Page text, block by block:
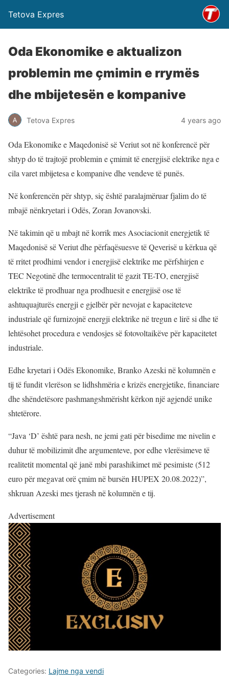
Tetova Expres
Oda Ekonomike e aktualizon
problemin me çmimin e rrymës
dhe mbijetesën e kompanive
Tetova Expres 4 years ago
Oda Ekonomike e Maqedonisë së Veriut sot në konferencë për
shtyp do të trajtojë problemin e çmimit të energjisë elektrike nga e
cila varet mbijetesa e kompanive dhe vendeve të punës.
Në konferencën për shtyp, siç është paralajmëruar fjalim do të
mbajë nënkryetari i Odës, Zoran Jovanovski.
Në takimin që u mbajt në korrik mes Asociacionit energjetik të
Maqedonisë së Veriut dhe përfaqësuesve të Qeverisë u kërkua që
të rritet prodhimi vendor i energjisë elektrike me përfshirjen e
TEC Negotinë dhe termocentralit të gazit TE-TO, energjisë
elektrike të prodhuar nga prodhuesit e energjisë ose të
ashtuquajturës energji e gjelbër për nevojat e kapaciteteve
industriale që furnizojnë energji elektrike në tregun e lirë si dhe të
lehtësohet procedura e vendosjes së fotovoltaikëve për kapacitetet
industriale.
Edhe kryetari i Odës Ekonomike, Branko Azeski në kolumnën e
tij të fundit vlerëson se lidhshmëria e krizës energjetike, financiare
dhe shëndetësore pashmangshmërisht kërkon një agjendë unike
shtetërore.
“Java ‘D’ është para nesh, ne jemi gati për bisedime me nivelin e
duhur të mobilizimit dhe argumenteve, por edhe vlerësimeve të
realitetit momental që janë mbi parashikimet më pesimiste (512
euro për megavat orë çmim në bursën HUPEX 20.08.2022)”,
shkruan Azeski mes tjerash në kolumnën e tij.
Advertisement
Categories: Lajme nga vendi